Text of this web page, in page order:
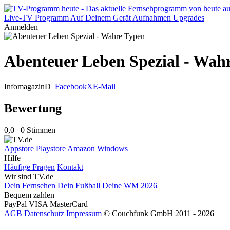
Live-TV Programm Auf Deinem Gerät Aufnahmen Upgrades
Anmelden
Abenteuer Leben Spezial -
InfomagazinD FacebookXE-Mail
Bewertung
0,0 0 Stimmen
Appstore Playstore Amazon Windows
Hilfe
Häufige Fragen Kontakt
Wir sind TV.de
Dein Fernsehen Dein Fußball Deine WM 2026
Bequem zahlen
PayPal VISA MasterCard
AGB Datenschutz Impressum © Couchfunk GmbH 2011 - 2026